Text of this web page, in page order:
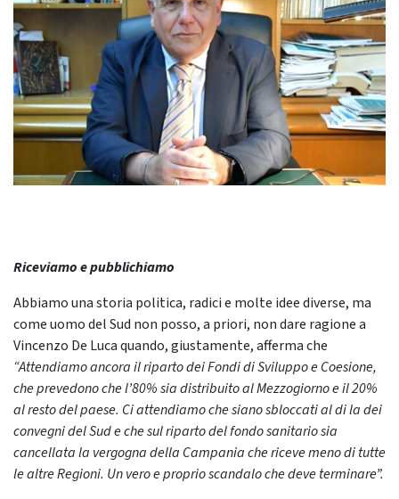
Riceviamo e pubblichiamo
Abbiamo una storia politica, radici e molte idee diverse, ma
come uomo del Sud non posso, a priori, non dare ragione a
Vincenzo De Luca quando, giustamente, afferma che
“Attendiamo ancora il riparto dei Fondi di Sviluppo e Coesione,
che prevedono che l’80% sia distribuito al Mezzogiorno e il 20%
al resto del paese. Ci attendiamo che siano sbloccati al di la dei
convegni del Sud e che sul riparto del fondo sanitario sia
cancellata la vergogna della Campania che riceve meno di tutte
le altre Regioni. Un vero e proprio scandalo che deve terminare”.